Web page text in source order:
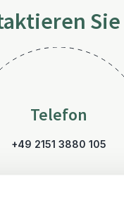
Telefon
+49 2151 3880 105